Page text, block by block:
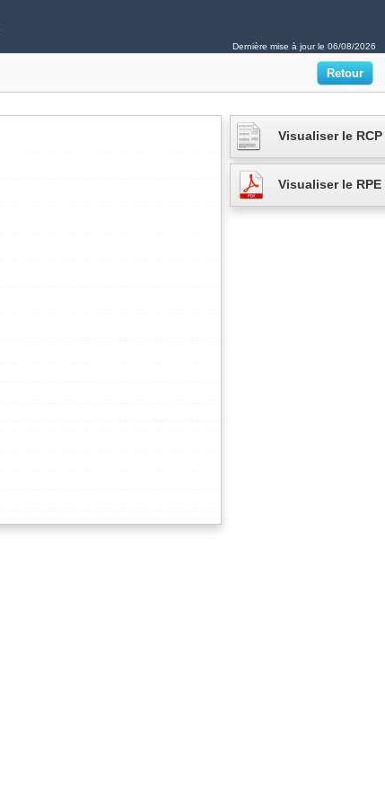
Dernière mise à jour le 06/08/2026
Visualiser le RCP
Visualiser le RPE